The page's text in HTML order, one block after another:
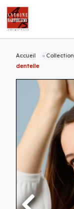
Accueil » Collection
dentelle